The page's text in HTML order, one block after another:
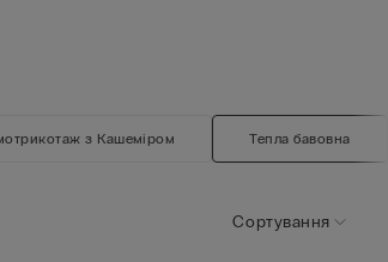
з Кашеміром Тепла бавовна
Сортування